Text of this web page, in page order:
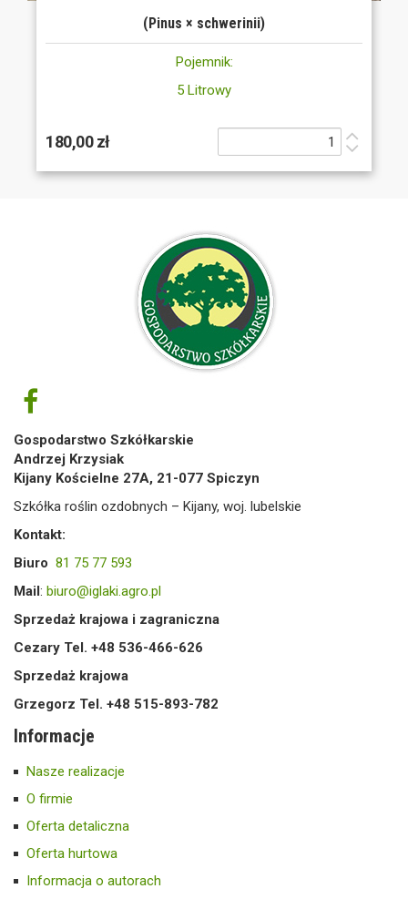
(Pinus × schwerinii)
Pojemnik:
5 Litrowy
180,00 zł
Gospodarstwo Szkółkarskie
Andrzej Krzysiak
Kijany Kościelne 27A, 21-077 Spiczyn
Szkółka roślin ozdobnych – Kijany, woj. lubelskie
Kontakt:
Biuro 81 75 77 593
Mail: biuro@iglaki.agro.pl
Sprzedaż krajowa i zagraniczna
Cezary Tel. +48 536-466-626
Sprzedaż krajowa
Grzegorz Tel. +48 515-893-782
Informacje
Nasze realizacje
O firmie
Oferta detaliczna
Oferta hurtowa
Informacja o autorach